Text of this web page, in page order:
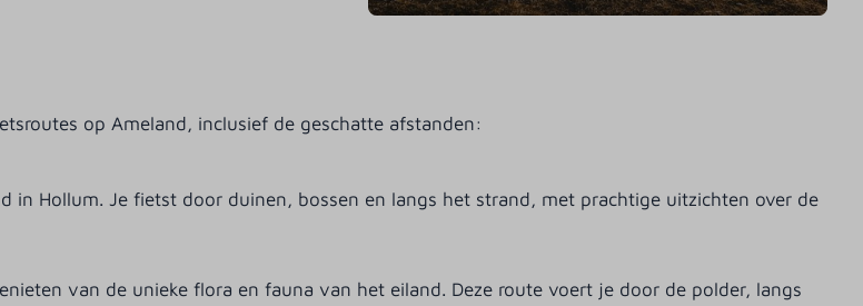
op Ameland, inclusief de geschatte afstanden:
in Hollum. Je fietst door duinen, bossen en langs het strand, met prachtige uitzichten over de
van de unieke flora en fauna van het eiland. Deze route voert je door de polder, langs